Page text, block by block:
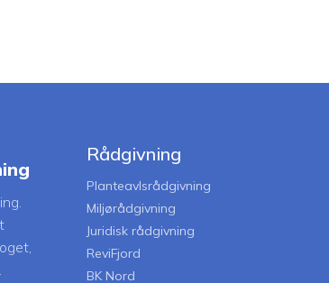
Rådgivning
Planteavlsrådgivning
Miljørådgivning
Juridisk rådgivning
ReviFjord
BK Nord